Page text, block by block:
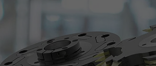
România
Română